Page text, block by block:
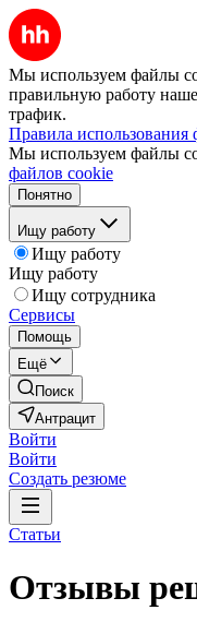
Мы используем файлы
правильную работу
трафик.
Правила использования
Мы используем файлы
файлов cookie
Понятно
Ищу работу
Ищу работу
Ищу работу
Ищу сотрудника
Сервисы
Помощь
Ещё
Поиск
Антрацит
Войти
Войти
Создать резюме
Статьи
Отзывы